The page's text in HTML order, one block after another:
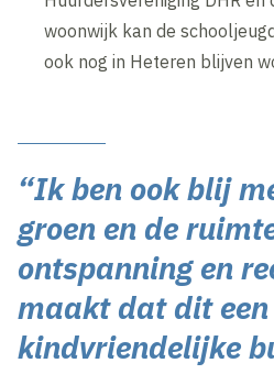
woonwijk kan de
ook nog in Heteren blijven
“Ik ben ook blij
groen en de
ontspanning en
maakt dat dit een
kindvriendelijke